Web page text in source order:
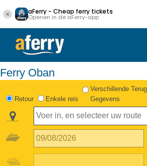
aFerry - Cheap ferry tickets
Openen in de aFerry-app
Ferry Oban
Retour Enkele reis
Verschillende
Gegevens